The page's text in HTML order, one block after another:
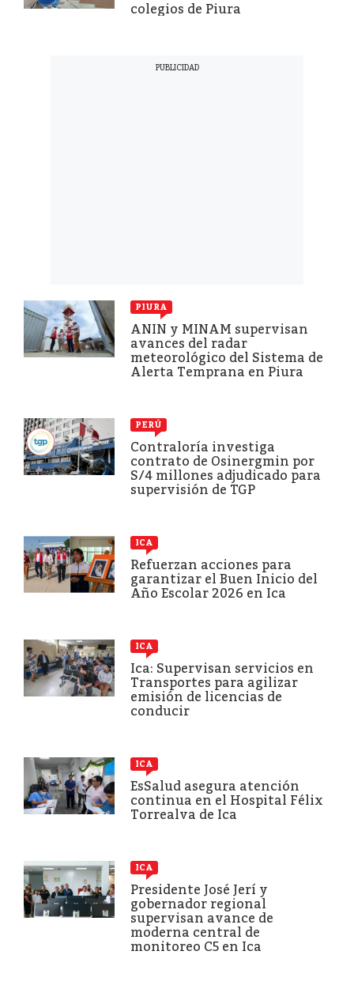
colegios de Piura
PIURA
ANIN y MINAM supervisan
avances del radar
meteorológico del Sistema de
Alerta Temprana en Piura
PERÚ
Contraloría investiga
contrato de Osinergmin por
S/4 millones adjudicado para
supervisión de TGP
ICA
Refuerzan acciones para
garantizar el Buen Inicio del
Año Escolar 2026 en Ica
ICA
Ica: Supervisan servicios en
Transportes para agilizar
emisión de licencias de
conducir
ICA
EsSalud asegura atención
continua en el Hospital Félix
Torrealva de Ica
ICA
Presidente José Jerí y
gobernador regional
supervisan avance de
moderna central de
monitoreo C5 en Ica